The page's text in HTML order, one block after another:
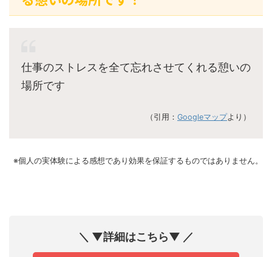
仕事のストレスを全て忘れさせてくれる憩いの
場所です
（引用： Googleマップより）
※個人の実体験による感想であり効果を保証するものではありません。
＼ ▼詳細はこちら▼ ／